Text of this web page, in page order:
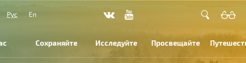
Рус
En
Сохраняйте Исследуйте Просвещайте